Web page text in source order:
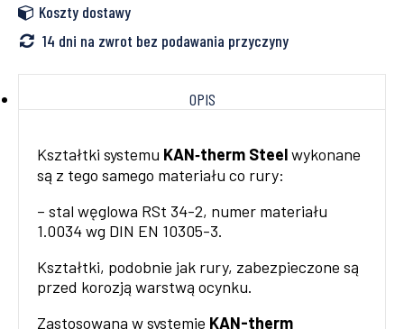
Koszty dostawy
14 dni na zwrot bez podawania przyczyny
OPIS
Kształtki systemu KAN‑therm Steelwykonane
są z tego samego materiału co rury:
– stal węglowa RSt 34-2, numer materiału
1.0034 wg DIN EN 10305-3.
Kształtki, podobnie jak rury, zabezpieczone są
przed korozją warstwą ocynku.
Zastosowana w systemie KAN-therm